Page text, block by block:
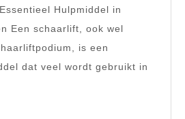
in
Diverse
Industrieën
Hulpmiddel in
Een schaarlift, ook wel
is een
dat veel wordt gebruikt in